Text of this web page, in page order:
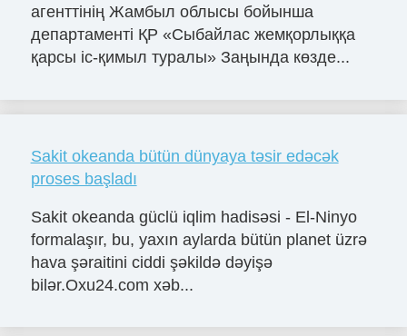
агенттінің Жамбыл облысы бойынша
департаменті ҚР «Сыбайлас жемқорлыққа
қарсы іс-қимыл туралы» Заңында көзде...
Sakit okeanda bütün dünyaya təsir edəcək
proses başladı
Sakit okeanda güclü iqlim hadisəsi - El-Ninyo
formalaşır, bu, yaxın aylarda bütün planet üzrə
hava şəraitini ciddi şəkildə dəyişə
bilər.Oxu24.com xəb...